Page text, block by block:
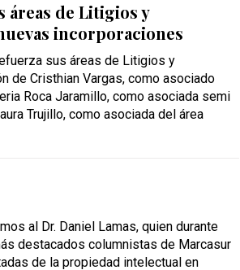
áreas de Litigios y
incorporaciones
sus áreas de Litigios y
de Cristhian Vargas, como asociado
Roca Jaramillo, como asociada semi
Trujillo, como asociada del área
al Dr. Daniel Lamas, quien durante
destacados columnistas de Marcasur
de la propiedad intelectual en